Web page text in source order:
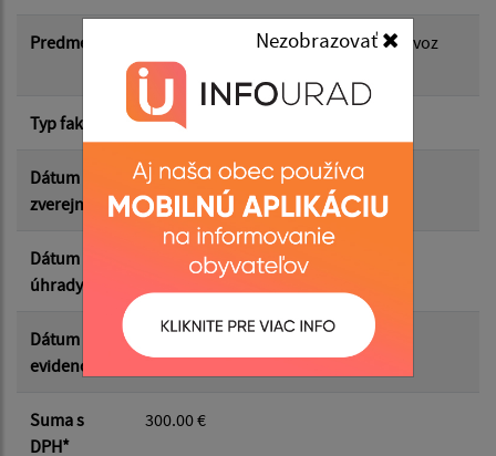
Nezobrazovať
Suma od:
Filtrovať Reset
Predmet
FP: 26178 F /462026 26.06.26 - FP- Vývoz
žúmp- BYTDOM
Typ faktúry dodávateľská
Dátum
zverejnenia
01.07.2026
Dátum
úhrady
26.06.2026
Dátum
evidencie
26.06.2026
Suma s
DPH*
300.00 €